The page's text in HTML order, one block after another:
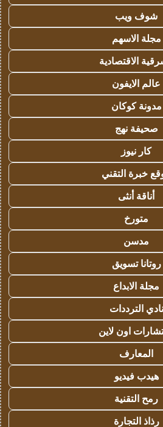
شوف ويب
مجلة الاسهم
الاقتصادية
عالم الايفون
مدونة كوكان
صحيفة نهج
كار نيوز
خبرة التقني
أناقة أنثى
متورخ
مدسن
روتانا تسويق
مجلة الابداع
نادي الترددات
اون لاين
المعارف
هيدب فيديو
رمح التقنية
رذاذ التجارة